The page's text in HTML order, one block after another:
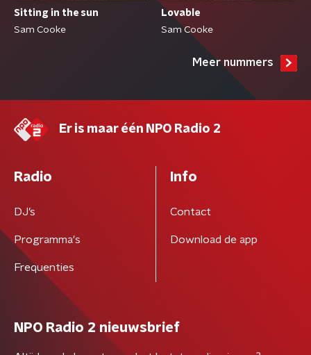
Sitting in the sun
Sam Cooke
Lovable
Sam Cooke
Meer nummers
Er is maar één NPO Radio 2
Radio
DJ’s
Programma's
Frequenties
Info
Contact
Download de app
NPO Radio 2 nieuwsbrief